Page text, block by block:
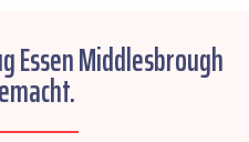
Essen Middlesbrough